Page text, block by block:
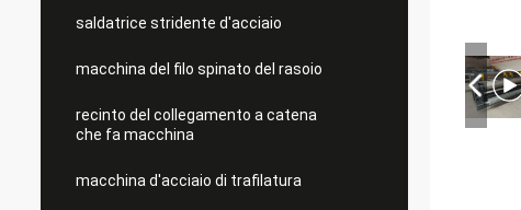
saldatrice stridente d'acciaio
macchina del filo spinato del rasoio
recinto del collegamento a catena
che fa macchina
macchina d'acciaio di trafilatura